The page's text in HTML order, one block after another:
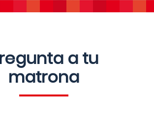
a tu
matrona